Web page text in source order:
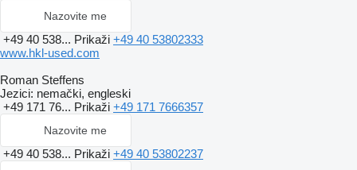
Nazovite me
+49 40 538... Prikaži +49 40 53802333
www.hkl-used.com
Roman Steffens
Jezici: nemački, engleski
+49 171 76... Prikaži +49 171 7666357
Nazovite me
+49 40 538... Prikaži +49 40 53802237